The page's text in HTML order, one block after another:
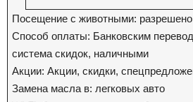
Посещение с животными:
Способ оплаты: Банковским
система скидок, наличными
Акции: Акции, скидки,
Замена масла в: легковых авто